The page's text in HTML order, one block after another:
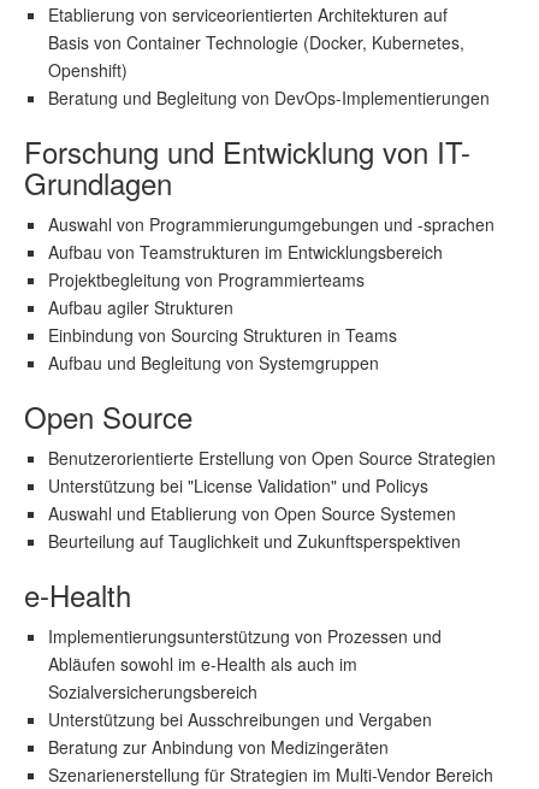
Etablierung von serviceorientierten Architekturen auf
Basis von Container Technologie (Docker, Kubernetes,
Openshift)
Beratung und Begleitung von DevOps-Implementierungen
Forschung und Entwicklung von IT-
Grundlagen
Auswahl von Programmierungumgebungen und -sprachen
Aufbau von Teamstrukturen im Entwicklungsbereich
Projektbegleitung von Programmierteams
Aufbau agiler Strukturen
Einbindung von Sourcing Strukturen in Teams
Aufbau und Begleitung von Systemgruppen
Open Source
Benutzerorientierte Erstellung von Open Source Strategien
Unterstützung bei "License Validation" und Policys
Auswahl und Etablierung von Open Source Systemen
Beurteilung auf Tauglichkeit und Zukunftsperspektiven
e-Health
Implementierungsunterstützung von Prozessen und
Abläufen sowohl im e-Health als auch im
Sozialversicherungsbereich
Unterstützung bei Ausschreibungen und Vergaben
Beratung zur Anbindung von Medizingeräten
Szenarienerstellung für Strategien im Multi-Vendor Bereich